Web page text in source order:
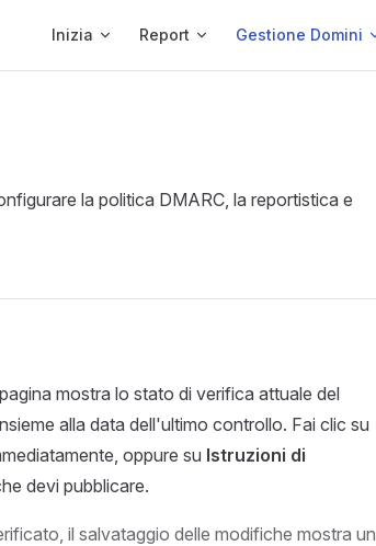
Inizia Report Gestione Domini
la politica DMARC, la reportistica e
mostra lo stato di verifica attuale del
alla data dell'ultimo controllo. Fai clic su
oppure su Istruzioni di
devi pubblicare.
il salvataggio delle modifiche mostra un